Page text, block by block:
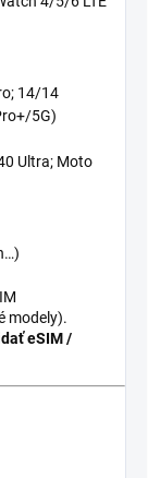
14/14
5G)
Ultra; Moto
modely).
eSIM /